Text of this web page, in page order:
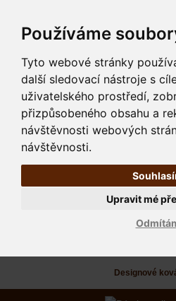
Používáme
Tyto webové stránky
další sledovací nástroje s
uživatelského prostředí,
přizpůsobeného obsahu a
návštěvnosti webových
návštěvnosti.
Upravit mé
Designové